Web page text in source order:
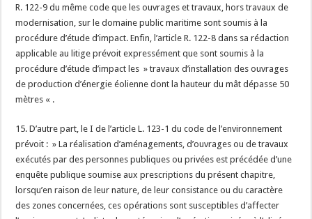
R. 122-9 du même code que les ouvrages et travaux, hors travaux de
modernisation, sur le domaine public maritime sont soumis à la
procédure d’étude d’impact. Enfin, l’article R. 122-8 dans sa rédaction
applicable au litige prévoit expressément que sont soumis à la
procédure d’étude d’impact les » travaux d’installation des ouvrages
de production d’énergie éolienne dont la hauteur du mât dépasse 50
mètres « .
15. D’autre part, le I de l’article L. 123-1 du code de l’environnement
prévoit : » La réalisation d’aménagements, d’ouvrages ou de travaux
exécutés par des personnes publiques ou privées est précédée d’une
enquête publique soumise aux prescriptions du présent chapitre,
lorsqu’en raison de leur nature, de leur consistance ou du caractère
des zones concernées, ces opérations sont susceptibles d’affecter